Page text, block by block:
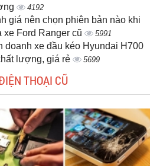
4192
giá nên chọn phiên bản nào khi
xe Ford Ranger cũ
5991
doanh xe đầu kéo Hyundai H700
lượng, giá rẻ
5699
THOẠI CŨ